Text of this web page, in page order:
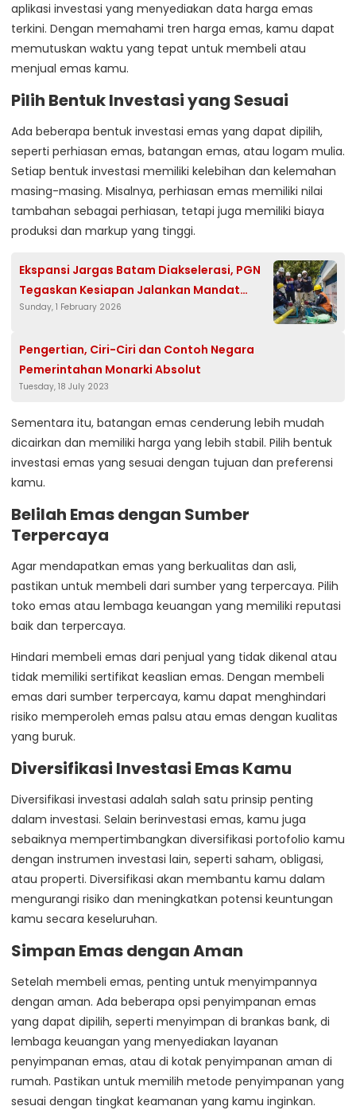
aplikasi investasi yang menyediakan data harga emas
terkini. Dengan memahami tren harga emas, kamu dapat
memutuskan waktu yang tepat untuk membeli atau
menjual emas kamu.
Pilih Bentuk Investasi yang Sesuai
Ada beberapa bentuk investasi emas yang dapat dipilih,
seperti perhiasan emas, batangan emas, atau logam mulia.
Setiap bentuk investasi memiliki kelebihan dan kelemahan
masing-masing. Misalnya, perhiasan emas memiliki nilai
tambahan sebagai perhiasan, tetapi juga memiliki biaya
produksi dan markup yang tinggi.
Ekspansi Jargas Batam Diakselerasi, PGN
Tegaskan Kesiapan Jalankan Mandat
Danantara
Sunday, 1 February 2026
Pengertian, Ciri-Ciri dan Contoh Negara
Pemerintahan Monarki Absolut
Tuesday, 18 July 2023
Sementara itu, batangan emas cenderung lebih mudah
dicairkan dan memiliki harga yang lebih stabil. Pilih bentuk
investasi emas yang sesuai dengan tujuan dan preferensi
kamu.
Belilah Emas dengan Sumber
Terpercaya
Agar mendapatkan emas yang berkualitas dan asli,
pastikan untuk membeli dari sumber yang terpercaya. Pilih
toko emas atau lembaga keuangan yang memiliki reputasi
baik dan terpercaya.
Hindari membeli emas dari penjual yang tidak dikenal atau
tidak memiliki sertifikat keaslian emas. Dengan membeli
emas dari sumber terpercaya, kamu dapat menghindari
risiko memperoleh emas palsu atau emas dengan kualitas
yang buruk.
Diversifikasi Investasi Emas Kamu
Diversifikasi investasi adalah salah satu prinsip penting
dalam investasi. Selain berinvestasi emas, kamu juga
sebaiknya mempertimbangkan diversifikasi portofolio kamu
dengan instrumen investasi lain, seperti saham, obligasi,
atau properti. Diversifikasi akan membantu kamu dalam
mengurangi risiko dan meningkatkan potensi keuntungan
kamu secara keseluruhan.
Simpan Emas dengan Aman
Setelah membeli emas, penting untuk menyimpannya
dengan aman. Ada beberapa opsi penyimpanan emas
yang dapat dipilih, seperti menyimpan di brankas bank, di
lembaga keuangan yang menyediakan layanan
penyimpanan emas, atau di kotak penyimpanan aman di
rumah. Pastikan untuk memilih metode penyimpanan yang
sesuai dengan tingkat keamanan yang kamu inginkan.